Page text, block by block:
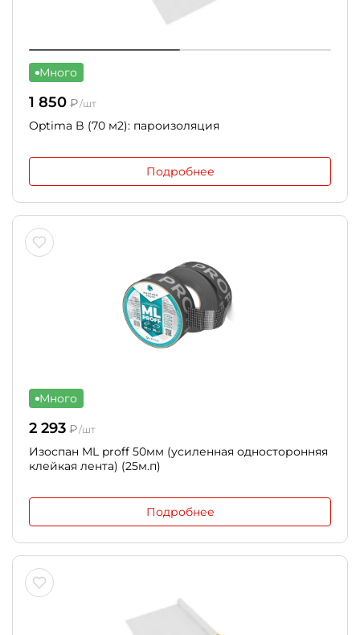
Много
1 850 ₽/шт
Optima B (70 м2): пароизоляция
Подробнее
Много
2 293 ₽/шт
Изоспан ML proff 50мм (усиленная односторонняя
клейкая лента) (25м.п)
Подробнее